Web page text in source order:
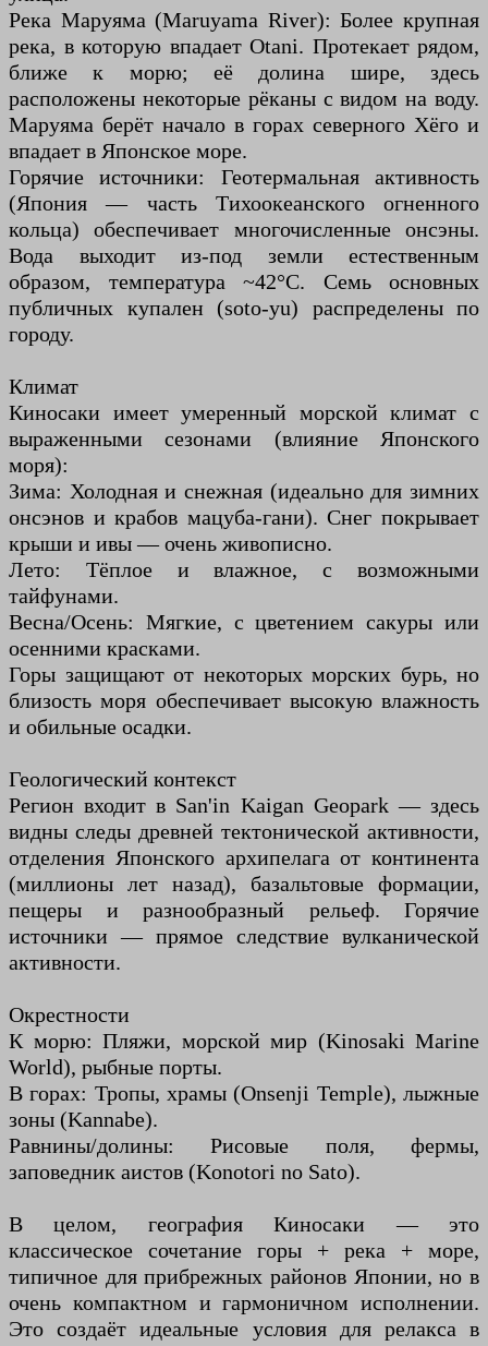
Река Маруяма (Maruyama River): Более крупная
река, в которую впадает Otani. Протекает рядом,
ближе к морю; её долина шире, здесь
расположены некоторые рёканы с видом на воду.
Маруяма берёт начало в горах северного Хёго и
впадает в Японское море.
Горячие источники: Геотермальная активность
(Япония — часть Тихоокеанского огненного
кольца) обеспечивает многочисленные онсэны.
Вода выходит из-под земли естественным
образом, температура ~42°C. Семь основных
публичных купален (soto-yu) распределены по
городу.
Климат
Киносаки имеет умеренный морской климат с
выраженными сезонами (влияние Японского
моря):
Зима: Холодная и снежная (идеально для зимних
онсэнов и крабов мацуба-гани). Снег покрывает
крыши и ивы — очень живописно.
Лето: Тёплое и влажное, с возможными
тайфунами.
Весна/Осень: Мягкие, с цветением сакуры или
осенними красками.
Горы защищают от некоторых морских бурь, но
близость моря обеспечивает высокую влажность
и обильные осадки.
Геологический контекст
Регион входит в San'in Kaigan Geopark — здесь
видны следы древней тектонической активности,
отделения Японского архипелага от континента
(миллионы лет назад), базальтовые формации,
пещеры и разнообразный рельеф. Горячие
источники — прямое следствие вулканической
активности.
Окрестности
К морю: Пляжи, морской мир (Kinosaki Marine
World), рыбные порты.
В горах: Тропы, храмы (Onsenji Temple), лыжные
зоны (Kannabe).
Равнины/долины: Рисовые поля, фермы,
заповедник аистов (Konotori no Sato).
В целом, география Киносаки — это
классическое сочетание горы + река + море,
типичное для прибрежных районов Японии, но в
очень компактном и гармоничном исполнении.
Это создаёт идеальные условия для релакса в